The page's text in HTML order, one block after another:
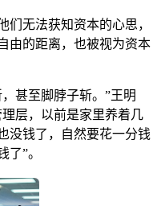
们无法获知资本的心思，
由的距离，也被视为资本
甚至脚脖子斩。”王明
层，以前是家里养着几
没钱了，自然要花一分钱
”。